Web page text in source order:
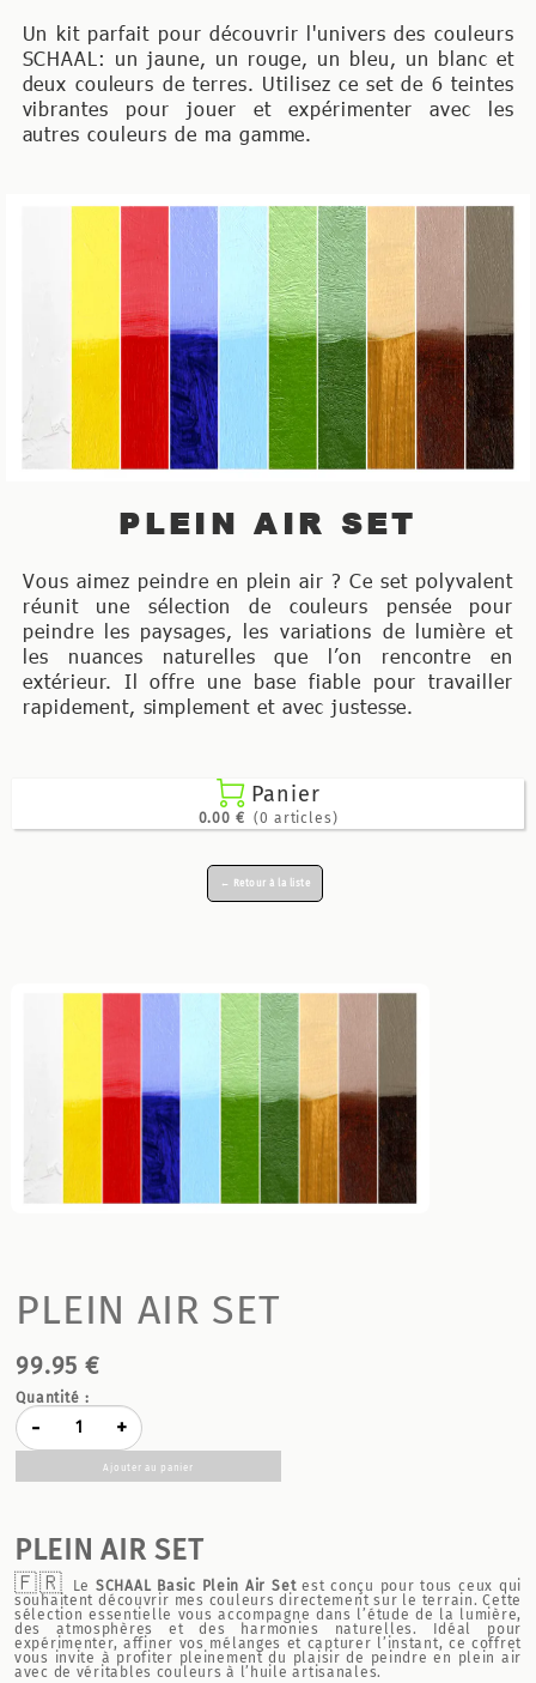
Un kit parfait pour découvrir l'univers des couleurs
SCHAAL: un jaune, un rouge, un bleu, un blanc et
deux couleurs de terres. Utilisez ce set de 6 teintes
vibrantes pour jouer et expérimenter avec les
autres couleurs de ma gamme.
PLEIN AIR SET
Vous aimez peindre en plein air ?Ce set polyvalent
réunit une sélection de couleurs pensée pour
peindre les paysages, les variations de lumière et
les nuances naturelles que l’on rencontre en
extérieur. Il offre une base fiable pour travailler
rapidement, simplement et avec justesse.
 Panier
0.00 € (0 articles)
← Retour à la liste
PLEIN AIR SET
99.95 €
Quantité :
- +
Ajouter au panier
PLEIN AIR SET
🇫🇷 Le SCHAAL Basic Plein Air Setest conçu pour tous ceux qui
souhaitent découvrir mes couleurs directement sur le terrain. Cette
sélection essentielle vous accompagne dans l’étude de la lumière,
des atmosphères et des harmonies naturelles. Idéal pour
expérimenter, affiner vos mélanges et capturer l’instant, ce coffret
vous invite à profiter pleinement du plaisir de peindre en plein air
avec de véritables couleurs à l’huile artisanales.